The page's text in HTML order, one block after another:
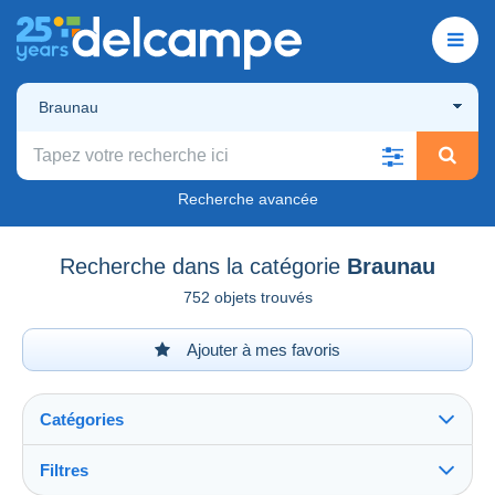
Braunau
Recherche avancée
Recherche dans la catégorie Braunau
752 objets trouvés
Ajouter à mes favoris
Catégories
Filtres